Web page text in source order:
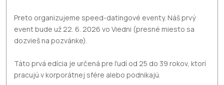
Preto organizujeme speed-datingové eventy. Náš prvý
event bude už 22. 6. 2026 vo Viedni (presné miesto sa
dozvieš na pozvánke).
Táto prvá edícia je určená pre ľudí od 25 do 39 rokov, ktorí
pracujú v korporátnej sfére alebo podnikajú.